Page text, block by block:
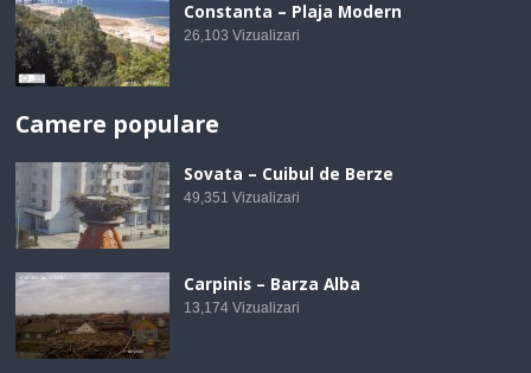
Constanta – Plaja Modern
26,103 Vizualizari
Camere populare
Sovata – Cuibul de Berze
49,351 Vizualizari
Carpinis – Barza Alba
13,174 Vizualizari